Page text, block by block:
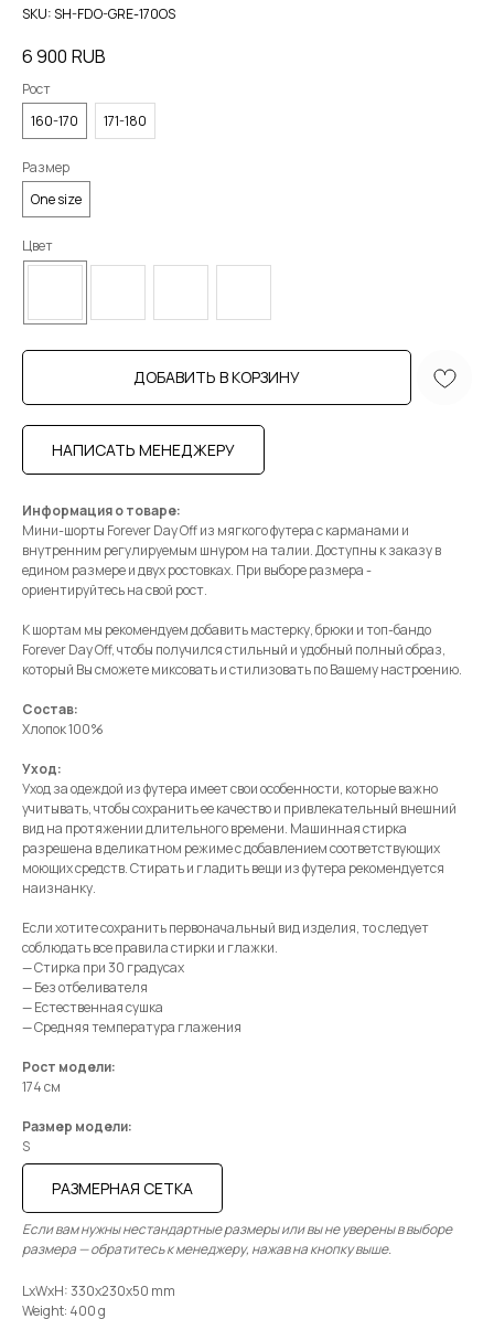
SKU:SH-FDO-GRE-170OS
6 900 RUB
Рост
160-170
171-180
Размер
One size
Цвет
ДОБАВИТЬ В КОРЗИНУ
НАПИСАТЬ МЕНЕДЖЕРУ
Информация о товаре:
Мини-шорты Forever Day Off из мягкого футера с карманами и
внутренним регулируемым шнуром на талии. Доступны к заказу в
едином размере и двух ростовках. При выборе размера -
ориентируйтесь на свой рост.
К шортам мы рекомендуем добавить мастерку, брюки и топ-бандо
Forever Day Off, чтобы получился стильный и удобный полный образ,
который Вы сможете миксовать и стилизовать по Вашему настроению.
Состав:
Хлопок 100%
Уход:
Уход за одеждой из футера имеет свои особенности, которые важно
учитывать, чтобы сохранить ее качество и привлекательный внешний
вид на протяжении длительного времени. Машинная стирка
разрешена в деликатном режиме с добавлением соответствующих
моющих средств. Стирать и гладить вещи из футера рекомендуется
наизнанку.
Если хотите сохранить первоначальный вид изделия, то следует
соблюдать все правила стирки и глажки.
— Стирка при 30 градусах
— Без отбеливателя
— Естественная сушка
— Средняя температура глажения
Рост модели:
174 см
Размер модели:
S
РАЗМЕРНАЯ СЕТКА
Если вам нужны нестандартные размеры или вы не уверены в выборе
размера — обратитесь к менеджеру, нажав на кнопку выше.
LxWxH: 330x230x50 mm
Weight: 400 g